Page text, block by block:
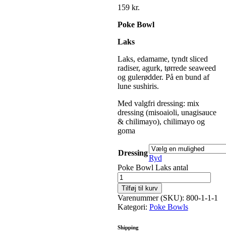
159 kr.
Poke Bowl
Laks
Laks, edamame, tyndt sliced
radiser, agurk, tørrede seaweed
og gulerødder. På en bund af
lune sushiris.
Med valgfri dressing: mix
dressing (misoaioli, unagisauce
& chilimayo), chilimayo og
goma
Dressing
Ryd
Poke Bowl Laks antal
Tilføj til kurv
Varenummer (SKU): 800-1-1-1
Kategori: Poke Bowls
Shipping